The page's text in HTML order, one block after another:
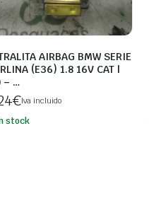
AIRBAG BMW SERIE
(E36) 1.8 16V CAT |
– …
€Iva incluido
stock